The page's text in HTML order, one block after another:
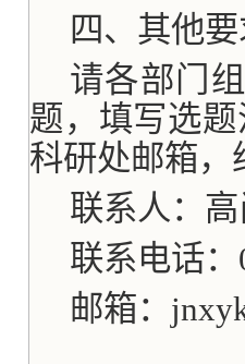
四、其他
请各部门
题，填写选
科研处邮箱，
联系人：
联系电话：
邮箱：